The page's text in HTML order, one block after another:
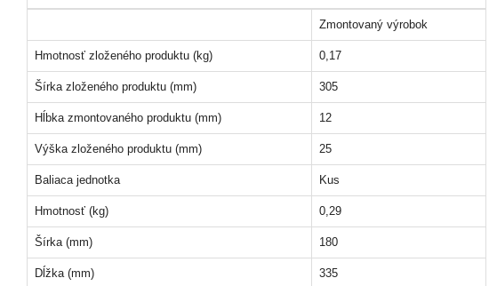
Zmontovaný výrobok
Hmotnosť zloženého produktu (kg) 0,17
Šírka zloženého produktu (mm) 305
Hĺbka zmontovaného produktu (mm) 12
Výška zloženého produktu (mm) 25
Baliaca jednotka Kus
Hmotnosť (kg) 0,29
Šírka (mm) 180
Dĺžka (mm) 335